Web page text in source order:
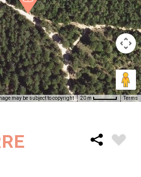
may be subject to copyright 20 m Terms